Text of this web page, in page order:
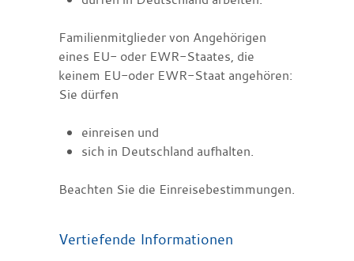
Familienmitglieder von Angehörigen
eines EU- oder EWR-Staates, die
keinem EU-oder EWR-Staat angehören:
Sie dürfen
einreisen und
sich in Deutschland aufhalten.
Beachten Sie die Einreisebestimmungen.
Vertiefende Informationen